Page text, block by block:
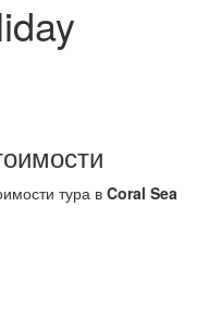
тура в Coral Sea